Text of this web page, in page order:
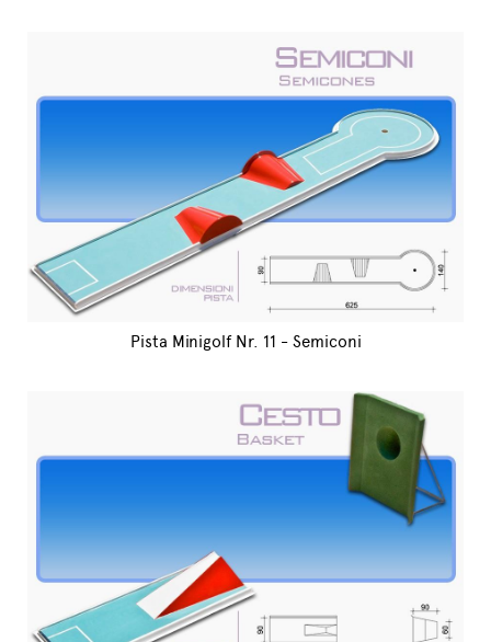
Pista Minigolf Nr. 11 - Semiconi